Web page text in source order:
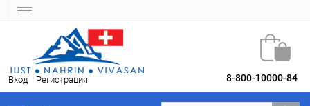
Вход Регистрация 8-800-10000-84